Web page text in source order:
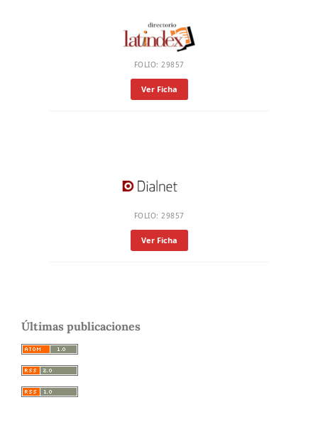
FOLIO: 29857
Ver Ficha
FOLIO: 29857
Ver Ficha
Últimas publicaciones